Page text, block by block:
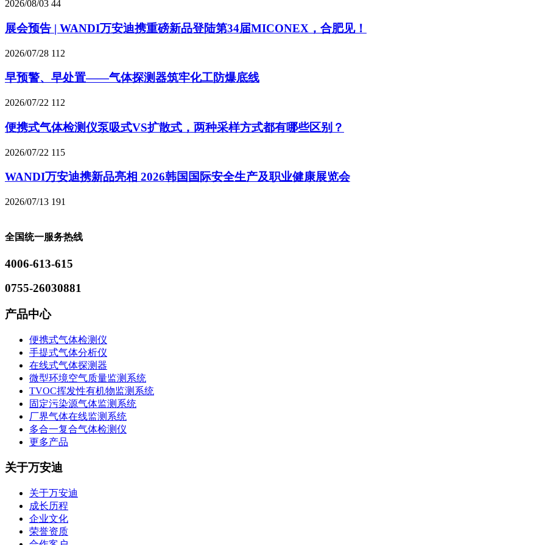
2026/08/03 44
展会预告 | WANDI万安迪携重磅新品登陆第34届MICONEX，合肥见！
2026/07/28 112
早预警、早处置——气体探测器筑牢化工防爆底线
2026/07/22 112
便携式气体检测仪泵吸式VS扩散式，两种采样方式都有哪些区别？
2026/07/22 115
WANDI万安迪携新品亮相 2026韩国国际安全生产及职业健康展览会
2026/07/13 191
全国统一服务热线
4006-613-615
0755-26030881
产品中心
便携式气体检测仪
手提式气体分析仪
在线式气体探测器
微型环境空气质量监测系统
TVOC挥发性有机物监测系统
固定污染源气体监测系统
厂界气体在线监测系统
多合一复合气体检测仪
更多产品
关于万安迪
关于万安迪
成长历程
企业文化
荣誉资质